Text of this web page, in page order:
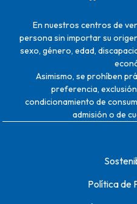
En nuestros centros de
persona sin importar su
sexo, género, edad,
Asimismo, se prohíben
preferencia,
condicionamiento de
admisión o de
Política de